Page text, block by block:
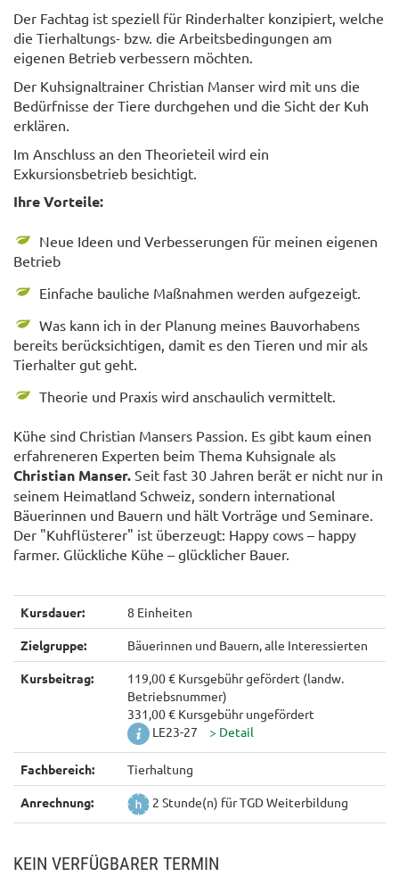
Der Fachtag ist speziell für Rinderhalter konzipiert, welche
die Tierhaltungs- bzw. die Arbeitsbedingungen am
eigenen Betrieb verbessern möchten.
Der Kuhsignaltrainer Christian Manser wird mit uns die
Bedürfnisse der Tiere durchgehen und die Sicht der Kuh
erklären.
Im Anschluss an den Theorieteil wird ein
Exkursionsbetrieb besichtigt.
Ihre Vorteile:
Neue Ideen und Verbesserungen für meinen eigenen
Betrieb
Einfache bauliche Maßnahmen werden aufgezeigt.
Was kann ich in der Planung meines Bauvorhabens
bereits berücksichtigen, damit es den Tieren und mir als
Tierhalter gut geht.
Theorie und Praxis wird anschaulich vermittelt.
Kühe sind Christian Mansers Passion. Es gibt kaum einen
erfahreneren Experten beim Thema Kuhsignale als
Christian Manser. Seit fast 30 Jahren berät er nicht nur in
seinem Heimatland Schweiz, sondern international
Bäuerinnen und Bauern und hält Vorträge und Seminare.
Der "Kuhflüsterer" ist überzeugt: Happy cows – happy
farmer. Glückliche Kühe – glücklicher Bauer.
Kursdauer: 8 Einheiten
Zielgruppe: Bäuerinnen und Bauern, alle Interessierten
Kursbeitrag:
119,00 € Kursgebühr gefördert (landw.
Betriebsnummer)
331,00 € Kursgebühr ungefördert
LE23-27
Fachbereich: Tierhaltung
Anrechnung: 2 Stunde(n) für TGD Weiterbildung
KEIN VERFÜGBARER TERMIN